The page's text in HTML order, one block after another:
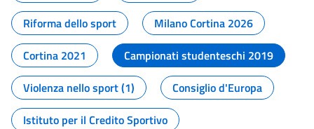
Riforma dello sport
Milano Cortina 2026
Cortina 2021
Campionati studenteschi 2019
Violenza nello sport (1)
Consiglio d'Europa
Istituto per il Credito Sportivo